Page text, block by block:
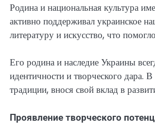
Родина и национальная культура
активно поддерживал украинское
литературу и искусство, что
Его родина и наследие Украины
идентичности и творческого дара.
традиции, внося свой вклад в
Проявление творческого